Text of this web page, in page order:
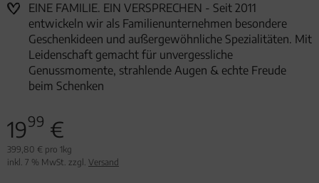
EINE FAMILIE. EIN VERSPRECHEN - Seit 2011
entwickeln wir als Familienunternehmen besondere
Geschenkideen und außergewöhnliche Spezialitäten. Mit
Leidenschaft gemacht für unvergessliche
Genussmomente, strahlende Augen & echte Freude
beim Schenken
1999 €
399,80 € pro 1kg
inkl. 7 % MwSt. zzgl. Versand